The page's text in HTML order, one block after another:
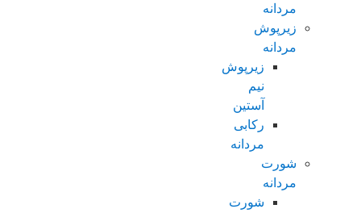
مردانه
زیرپوش
مردانه
زیرپوش
نیم
آستین
رکابی
مردانه
شورت
مردانه
شورت